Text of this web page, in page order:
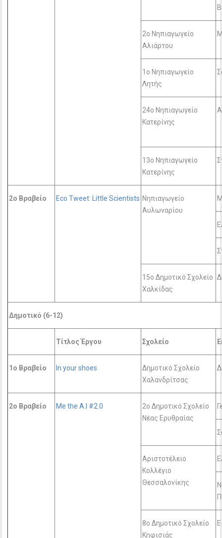
2ο Νηπιαγωγείο
Αλιάρτου
1ο Νηπιαγωγείο
Λητής
24ο Νηπιαγωγείο
Κατερίνης
13ο Νηπιαγωγείο
Κατερίνης
2ο Βραβείο Eco Tweet: Little Scientists Νηπιαγωγείο
Αυλωναρίου
15ο Δημοτικό Σχολείο
Χαλκίδας
Δημοτικό (6-12)
Τίτλος Έργου Σχολείο
1o Βραβείο In your shoes
Δημοτικό Σχολείο
Χαλανδρίτσας
2o Βραβείο Me the A.I #2.0
2ο Δημοτικό Σχολείο
Νέας Ερυθραίας
Αριστοτέλειο
Κολλέγιο
Θεσσαλονίκης
8ο Δημοτικό Σχολείο
Κηφισιάς